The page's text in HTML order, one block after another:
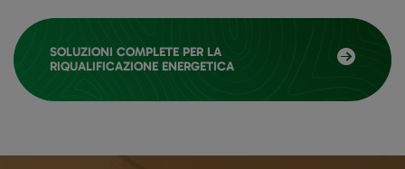
SOLUZIONI COMPLETE PER LA
RIQUALIFICAZIONE ENERGETICA